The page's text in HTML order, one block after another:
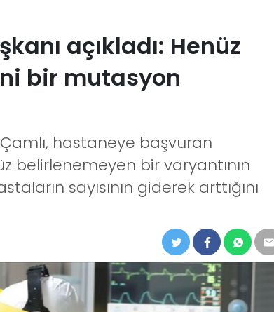
açıkladı: Henüz
bir mutasyon
hastaneye başvuran
belirlenemeyen bir varyantının
sayısının giderek arttığını